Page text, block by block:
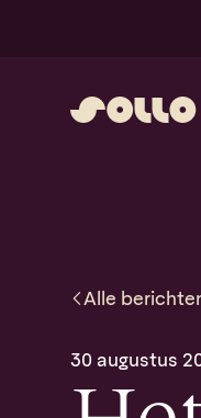
Alle
30 augustus